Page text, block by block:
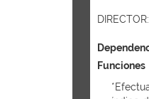
Funciones